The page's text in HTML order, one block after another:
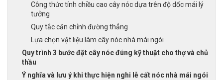
Công thức tính chiều cao cây nóc dựa trên độ dốc mái lý
tưởng
Quy tắc căn chỉnh đường thẳng
Lựa chọn vật liệu làm cây nóc nhà mái ngói
Quy trình 3 bước đặt cây nóc đúng kỹ thuật cho thợ và chủ
thầu
Ý nghĩa và lưu ý khi thực hiện nghi lễ cất nóc nhà mái ngói